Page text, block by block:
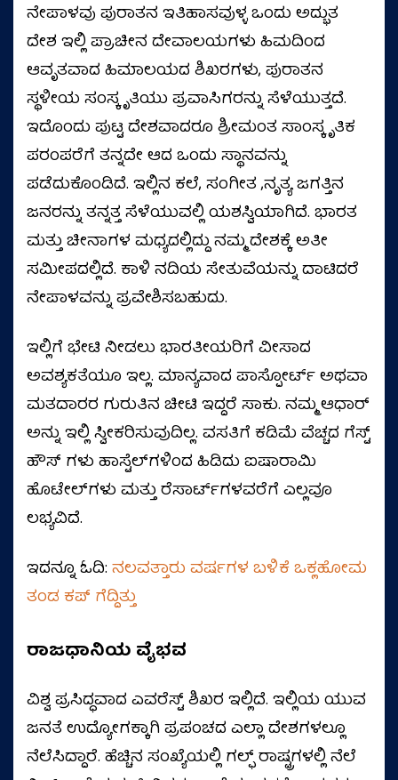
ನೇಪಾಳವು ಪುರಾತನ ಇತಿಹಾಸವುಳ್ಳ ಒಂದು ಅದ್ಭುತ
ದೇಶ ಇಲ್ಲಿ ಪ್ರಾಚೀನ ದೇವಾಲಯಗಳು ಹಿಮದಿಂದ
ಆವೃತವಾದ ಹಿಮಾಲಯದ ಶಿಖರಗಳು, ಪುರಾತನ
ಸ್ಥಳೀಯ ಸಂಸ್ಕೃತಿಯು ಪ್ರವಾಸಿಗರನ್ನು ಸೆಳೆಯುತ್ತದೆ.
ಇದೊಂದು ಪುಟ್ಟ ದೇಶವಾದರೂ ಶ್ರೀಮಂತ ಸಾಂಸ್ಕೃತಿಕ
ಪರಂಪರೆಗೆ ತನ್ನದೇ ಆದ ಒಂದು ಸ್ಥಾನವನ್ನು
ಪಡೆದುಕೊಂಡಿದೆ. ಇಲ್ಲಿನ ಕಲೆ, ಸಂಗೀತ ,ನೃತ್ಯ ಜಗತ್ತಿನ
ಜನರನ್ನು ತನ್ನತ್ತ ಸೆಳೆಯುವಲ್ಲಿ ಯಶಸ್ವಿಯಾಗಿದೆ. ಭಾರತ
ಮತ್ತು ಚೀನಾಗಳ ಮಧ್ಯದಲ್ಲಿದ್ದು ನಮ್ಮ ದೇಶಕ್ಕೆ ಅತೀ
ಸಮೀಪದಲ್ಲಿದೆ. ಕಾಳಿ ನದಿಯ ಸೇತುವೆಯನ್ನು ದಾಟಿದರೆ
ನೇಪಾಳವನ್ನು ಪ್ರವೇಶಿಸಬಹುದು.
ಇಲ್ಲಿಗೆ ಭೇಟಿ ನೀಡಲು ಭಾರತೀಯರಿಗೆ ವೀಸಾದ
ಅವಶ್ಯಕತೆಯೂ ಇಲ್ಲ. ಮಾನ್ಯವಾದ ಪಾಸ್ಪೋರ್ಟ್ ಅಥವಾ
ಮತದಾರರ ಗುರುತಿನ ಚೀಟಿ ಇದ್ದರೆ ಸಾಕು. ನಮ್ಮ ಆಧಾರ್
ಅನ್ನು ಇಲ್ಲಿ ಸ್ವೀಕರಿಸುವುದಿಲ್ಲ. ವಸತಿಗೆ ಕಡಿಮೆ ವೆಚ್ಚದ ಗೆಸ್ಟ್
ಹೌಸ್ ಗಳು ಹಾಸ್ಟೆಲ್‌ಗಳಿಂದ ಹಿಡಿದು ಐಷಾರಾಮಿ
ಹೊಟೇಲ್‌ಗಳು ಮತ್ತು ರೆಸಾರ್ಟ್‌ಗಳವರೆಗೆ ಎಲ್ಲವೂ
ಲಭ್ಯವಿದೆ.
ಇದನ್ನೂ ಓದಿ:ನಲವತ್ತಾರು ವರ್ಷಗಳ ಬಳಿಕೆ ಒಕ್ಲಹೋಮ
ತಂಡ ಕಪ್‌ ಗೆದ್ದಿತ್ತು
ರಾಜಧಾನಿಯ ವೈಭವ
ವಿಶ್ವ ಪ್ರಸಿದ್ಧವಾದ ಎವರೆಸ್ಟ್ ಶಿಖರ ಇಲ್ಲಿದೆ. ಇಲ್ಲಿಯ ಯುವ
ಜನತೆ ಉದ್ಯೋಗಕ್ಕಾಗಿ ಪ್ರಪಂಚದ ಎಲ್ಲಾ ದೇಶಗಳಲ್ಲೂ
ನೆಲೆಸಿದ್ದಾರೆ. ಹೆಚ್ಚಿನ ಸಂಖ್ಯೆಯಲ್ಲಿ ಗಲ್ಫ್ ರಾಷ್ಟ್ರಗಳಲ್ಲಿ ನೆಲೆ